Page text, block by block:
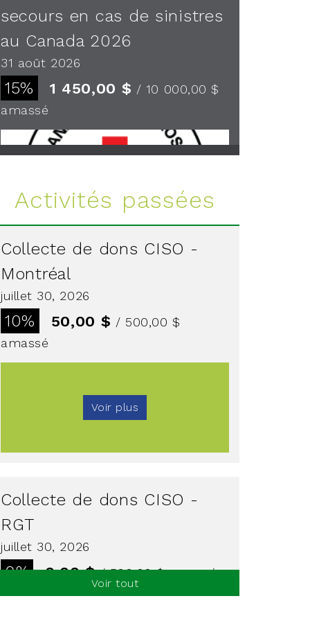
secours en cas de sinistres
au Canada 2026
31 août 2026
15% 1 450,00 $ / 10 000,00 $
amassé
Activités passées
Collecte de dons CISO -
Montréal
juillet 30, 2026
10% 50,00 $ / 500,00 $
amassé
Voir plus
Collecte de dons CISO -
RGT
juillet 30, 2026
0% 0,00 $/ 500,00 $amassé
Voir tout